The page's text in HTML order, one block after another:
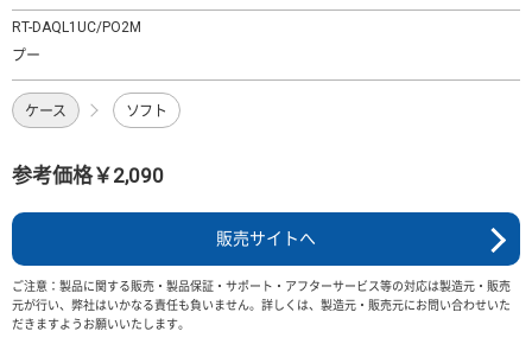
RT-DAQL1UC/PO2M
プー
ケース ソフト
参考価格￥2,090
販売サイトへ
ご注意：製品に関する販売・製品保証・サポート・アフターサービス等の対応は製造元・販売
元が行い、弊社はいかなる責任も負いません。詳しくは、製造元・販売元にお問い合わせいた
だきますようお願いいたします。